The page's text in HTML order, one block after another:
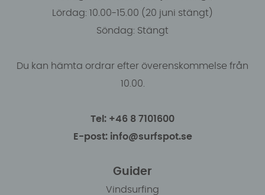
Lördag: 10.00-15.00 (20 juni stängt)
Söndag: Stängt
Du kan hämta ordrar efter överenskommelse från
10.00.
Tel: +46 8 7101600
E-post: info@surfspot.se
Guider
Vindsurfing